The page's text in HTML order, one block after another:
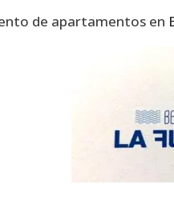
de apartamentos en